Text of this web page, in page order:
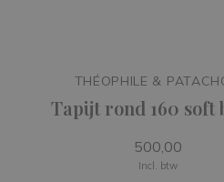
THÉOPHILE &
Tapijt rond 160 soft
500,00
Incl. btw